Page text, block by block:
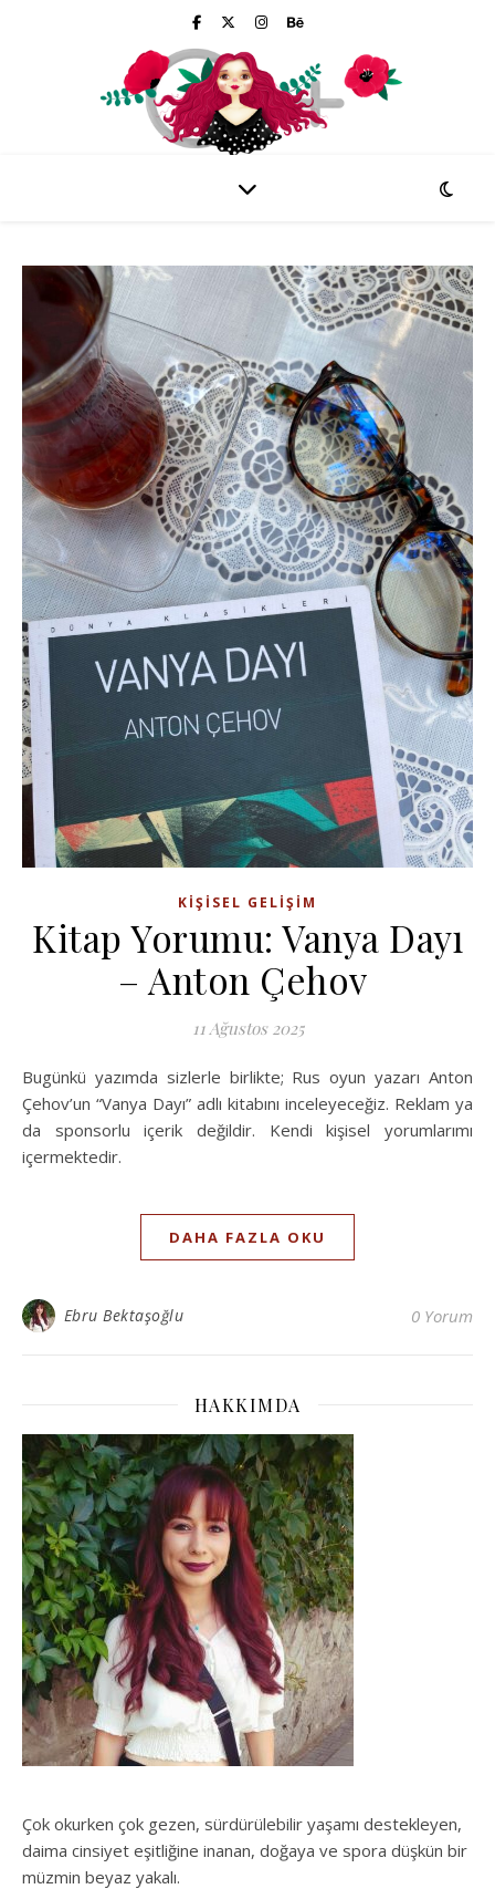
KIŞISEL GELIŞIM
Kitap Yorumu: Vanya Dayı
– Anton Çehov
11 Ağustos 2025
Bugünkü yazımda sizlerle birlikte; Rus oyun yazarı Anton
Çehov’un “Vanya Dayı” adlı kitabını inceleyeceğiz. Reklam ya
da sponsorlu içerik değildir. Kendi kişisel yorumlarımı
içermektedir.
DAHA FAZLA OKU
Ebru Bektaşoğlu 0 Yorum
HAKKIMDA
Çok okurken çok gezen, sürdürülebilir yaşamı destekleyen,
daima cinsiyet eşitliğine inanan, doğaya ve spora düşkün bir
müzmin beyaz yakalı.